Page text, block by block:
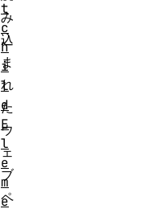
み
込
ま
れ
た
ウ
ェ
ブ
ペ
t
c
h
i
l
d
E
l
e
m
e